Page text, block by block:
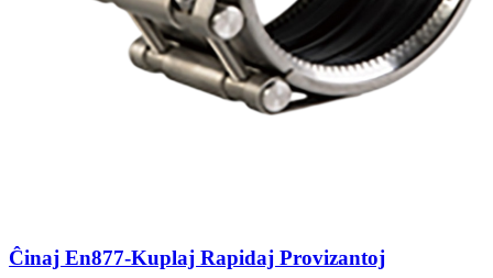
Ĉinaj En877-Kuplaj Rapidaj Provizantoj